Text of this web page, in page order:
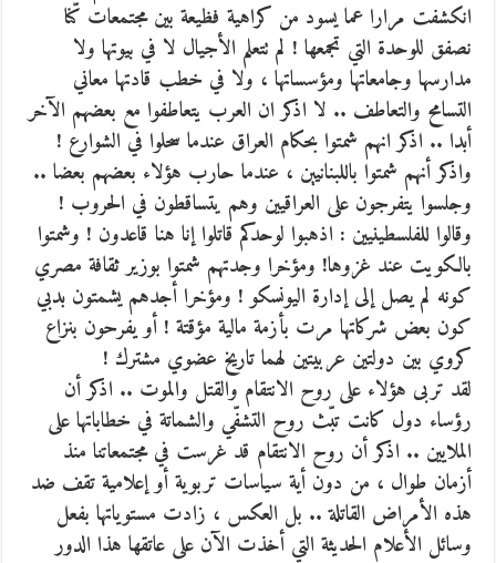
انكشفت مرارا عما يسود من كراهية فظيعة بين مجتمعات كّنا
نصفق للوحدة التي تجمعها ! لم تتعلم الأجيال لا في بيوتها ولا
مدارسها وجامعاتها ومؤسساتها ، ولا في خطب قادتها معاني
التسامح والتعاطف .. لا اذكر ان العرب يتعاطفوا مع بعضهم الآخر
أبدا .. اذكر انهم شمتوا بحكام العراق عندما سحلوا في الشوارع !
واذكر أنهم شمتوا باللبنانيين ، عندما حارب هؤلاء بعضهم بعضا ..
وجلسوا يتفرجون على العراقيين وهم يتساقطون في الحروب !
وقالوا للفلسطينيين : اذهبوا لوحدكم قاتلوا إنا هنا قاعدون ! وشمتوا
بالكويت عند غزوها! ومؤخرا وجدتهم شمتوا بوزير ثقافة مصري
كونه لم يصل إلى إدارة اليونسكو ! ومؤخرا أجدهم يشمتون بدبي
كون بعض شركاتها مرت بأزمة مالية مؤقتة ! أو يفرحون بنزاع
كروي بين دولتين عربيتين لهما تاريخ عضوي مشترك !
لقد تربى هؤلاء على روح الانتقام والقتل والموت .. اذكر أن
رؤساء دول كانت تبّث روح التشفّي والشماتة في خطاباتها على
الملايين .. اذكر أن روح الانتقام قد غرست في مجتمعاتنا منذ
أزمان طوال ، من دون أية سياسات تربوية أو إعلامية تقف ضد
هذه الأمراض القاتلة .. بل العكس ، زادت مستوياتها بفعل
وسائل الأعلام الحديثة التي أخذت الآن على عاتقها هذا الدور